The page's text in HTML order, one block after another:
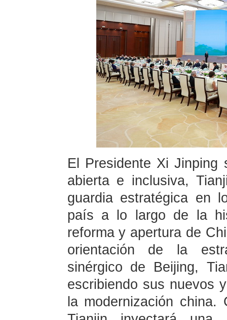
El Presidente Xi Jinping
abierta e inclusiva,
guardia estratégica en
país a lo largo de la
reforma y apertura de
orientación de la
sinérgico de Beijing,
escribiendo sus nuevos
la modernización